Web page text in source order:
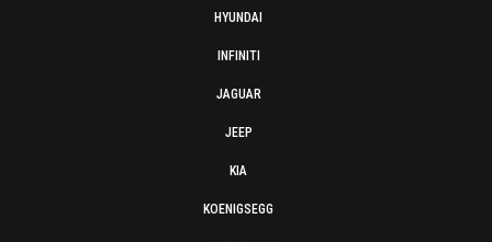
HYUNDAI
INFINITI
JAGUAR
JEEP
KIA
KOENIGSEGG